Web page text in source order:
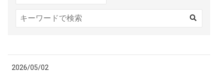
2026/05/02